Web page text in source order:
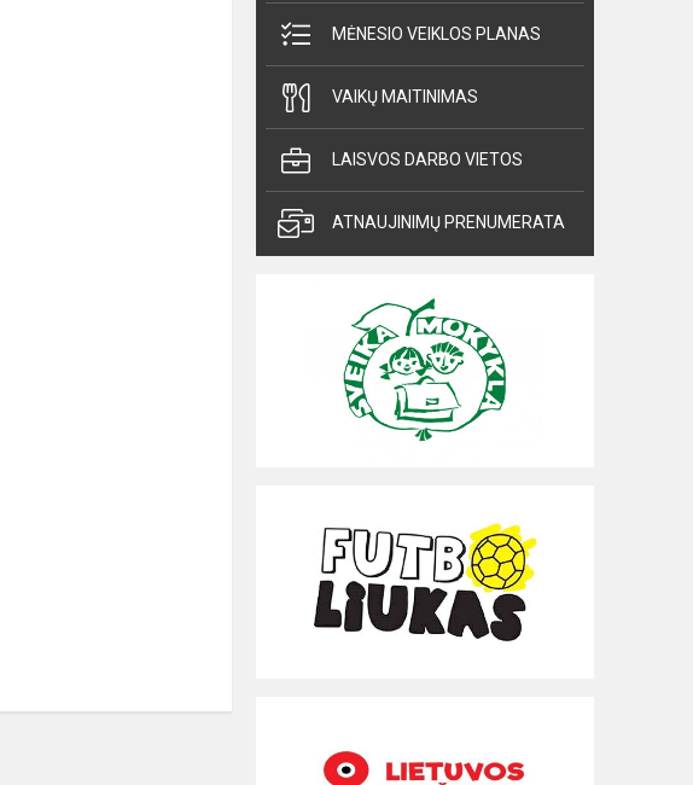
MĖNESIO VEIKLOS PLANAS
VAIKŲ MAITINIMAS
LAISVOS DARBO VIETOS
ATNAUJINIMŲ PRENUMERATA